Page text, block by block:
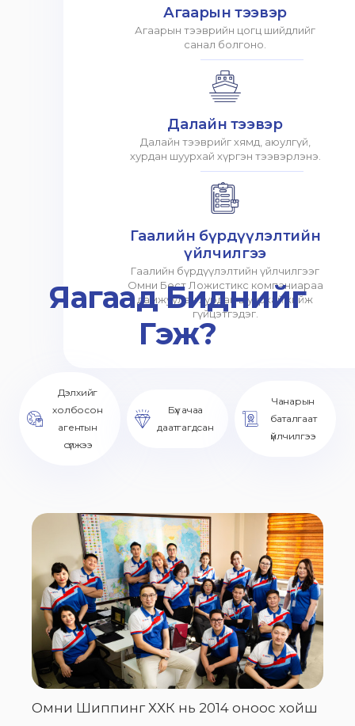
Агаарын тээвэр
Агаарын тээврийн цогц шийдлийг
санал болгоно.
Далайн тээвэр
Далайн тээврийг хямд, аюулгүй,
хурдан шуурхай хүргэн тээвэрлэнэ.
Гаалийн бүрдүүлэлтийн
үйлчилгээ
Гаалийн бүрдүүлэлтийн үйлчилгээг
Омни Бест Ложистикс компаниараа
дамжуулан хурдан шуурхай хийж
гүйцэтгэдэг.
Яагаад Биднийг
Гэж?
Дэлхийг
холбосон
агентын
сүлжээ
Бүх ачаа
даатгагдсан
Чанарын
баталгаат
үйлчилгээ
Омни Шиппинг ХХК нь 2014 оноос хойш